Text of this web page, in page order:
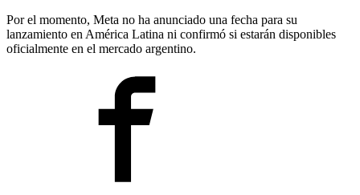
Por el momento, Meta no ha anunciado una fecha para su
lanzamiento en América Latina ni confirmó si estarán disponibles
oficialmente en el mercado argentino.